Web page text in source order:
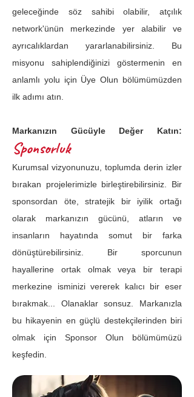
geleceğinde söz sahibi olabilir, atçılık
network'ünün merkezinde yer alabilir ve
ayrıcalıklardan yararlanabilirsiniz. Bu
misyonu sahiplendiğinizi göstermenin en
anlamlı yolu için Üye Olun bölümümüzden
ilk adımı atın.
Markanızın Gücüyle Değer Katın:
Sponsorluk
Kurumsal vizyonunuzu, toplumda derin izler
bırakan projelerimizle birleştirebilirsiniz. Bir
sponsordan öte, stratejik bir iyilik ortağı
olarak markanızın gücünü, atların ve
insanların hayatında somut bir farka
dönüştürebilirsiniz. Bir sporcunun
hayallerine ortak olmak veya bir terapi
merkezine isminizi vererek kalıcı bir eser
bırakmak... Olanaklar sonsuz. Markanızla
bu hikayenin en güçlü destekçilerinden biri
olmak için Sponsor Olun bölümümüzü
keşfedin.